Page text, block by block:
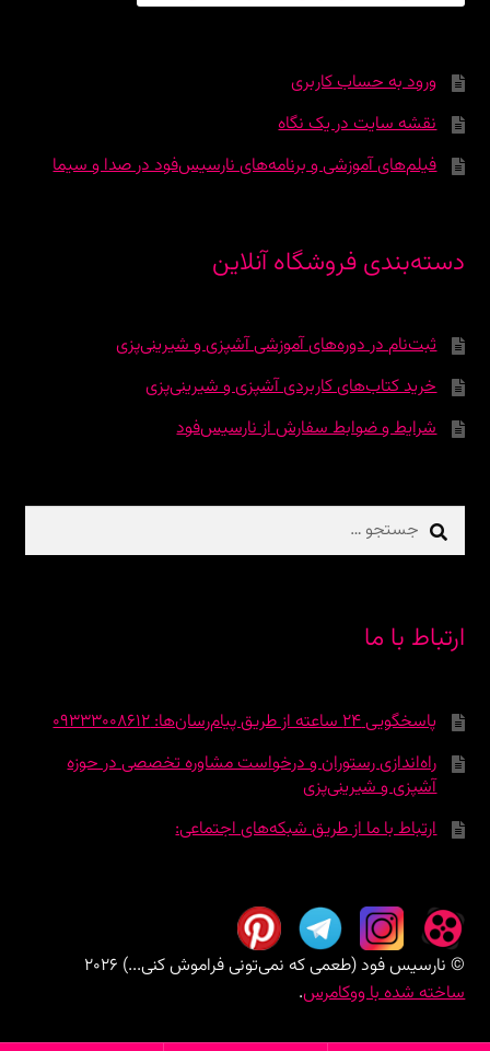
ورود به حساب کاربری
نقشه سایت در یک نگاه
فیلم‌های آموزشی و برنامه‌های نارسیس‌فود در صدا و سیما
دسته‌بندی فروشگاه آنلاین
ثبت‌نام در دوره‌‌های آموزشی آشپزی و شیرینی‌پزی
خرید کتاب‌های کاربردی آشپزی و شیرینی‌پزی
شرایط و ضوابط سفارش از نارسیس‌فود
جستجو
برای:
ارتباط با ما
پاسخگویی 24 ساعته از طریق پیام‌رسان‌ها: 09333008612
راه‌اندازی رستوران و درخواست مشاوره تخصصی در حوزه
آشپزی و شیرینی‌پزی
ارتباط با ما از طریق شبکه‌های اجتماعی:
© نارسیس فود (طعمی که نمی‌تونی فراموش کنی...) 2026
ساخته شده با ووکامرس.